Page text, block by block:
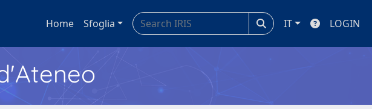
Home Sfoglia IT LOGIN